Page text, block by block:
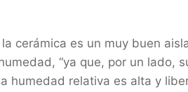
cerámica es un muy buen
“ya que, por un lado,
humedad relativa es alta y